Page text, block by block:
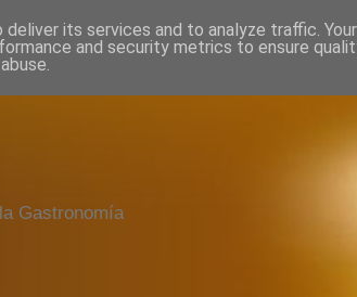
Gastronomía
its services and to analyze traffic.
and security metrics to ensure